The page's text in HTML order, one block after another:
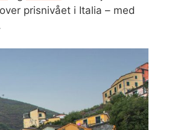
prisnivået i Italia – med